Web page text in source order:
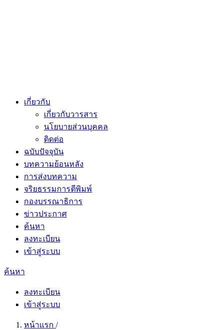
เกี่ยวกับ
เกี่ยวกับวารสาร
นโยบายส่วนบุคคล
ติดต่อ
ฉบับปัจจุบัน
บทความย้อนหลัง
การส่งบทความ
จริยธรรมการตีพิมพ์
กองบรรณาธิการ
ข่าวประกาศ
ค้นหา
ลงทะเบียน
เข้าสู่ระบบ
ค้นหา
ลงทะเบียน
เข้าสู่ระบบ
หน้าแรก /